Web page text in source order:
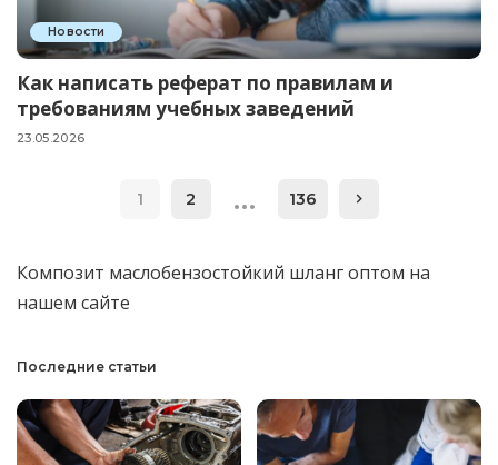
Новости
Как написать реферат по правилам и
требованиям учебных заведений
23.05.2026
1 2 … 136
Композит маслобензостойкий шланг оптом на
нашем сайте
Последние статьи